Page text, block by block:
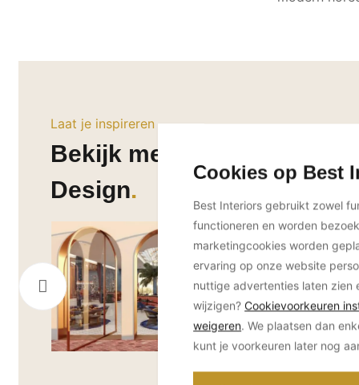
Laat je inspireren
Bekijk meer projecten van
Design
Cookies op Best
Best Interiors gebruikt zowel
functioneren en worden
marketingcookies worden
ervaring op onze website
nuttige advertenties laten zien
wijzigen? Cookievoorkeuren
weigeren. We plaatsen dan
kunt je voorkeuren later nog